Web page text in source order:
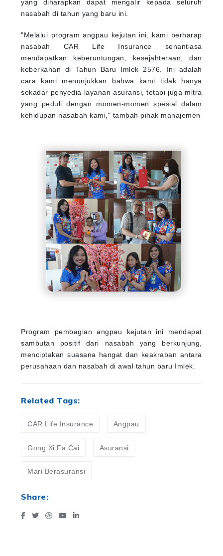
yang diharapkan dapat mengalir kepada seluruh
nasabah di tahun yang baru ini.
"Melalui program angpau kejutan ini, kami berharap
nasabah CAR Life Insurance senantiasa
mendapatkan keberuntungan, kesejahteraan, dan
keberkahan di Tahun Baru Imlek 2576. Ini adalah
cara kami menunjukkan bahwa kami tidak hanya
sekadar penyedia layanan asuransi, tetapi juga mitra
yang peduli dengan momen-momen spesial dalam
kehidupan nasabah kami," tambah pihak manajemen
Program pembagian angpau kejutan ini mendapat
sambutan positif dari nasabah yang berkunjung,
menciptakan suasana hangat dan keakraban antara
perusahaan dan nasabah di awal tahun baru Imlek.
Related Tags:
CAR Life Insurance Angpau
Gong Xi Fa Cai Asuransi
Mari Berasuransi
Share: